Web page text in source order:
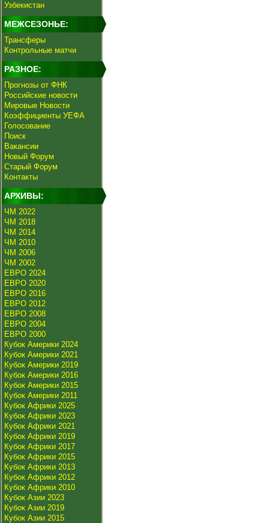
Узбекистан
МЕЖСЕЗОНЬЕ:
Трансферы
Контрольные матчи
РАЗНОЕ:
Прогнозы от ФНК
Российские новости
Мировые Новости
Коэффициенты УЕФА
Голосование
Поиск
Вакансии
Новый Форум
Старый Форум
Контакты
АРХИВЫ:
ЧМ 2022
ЧМ 2018
ЧМ 2014
ЧМ 2010
ЧМ 2006
ЧМ 2002
ЕВРО 2024
ЕВРО 2020
ЕВРО 2016
ЕВРО 2012
ЕВРО 2008
ЕВРО 2004
ЕВРО 2000
Кубок Америки 2024
Кубок Америки 2021
Кубок Америки 2019
Кубок Америки 2016
Кубок Америки 2015
Кубок Америки 2011
Кубок Африки 2025
Кубок Африки 2023
Кубок Африки 2021
Кубок Африки 2019
Кубок Африки 2017
Кубок Африки 2015
Кубок Африки 2013
Кубок Африки 2012
Кубок Африки 2010
Кубок Азии 2023
Кубок Азии 2019
Кубок Азии 2015